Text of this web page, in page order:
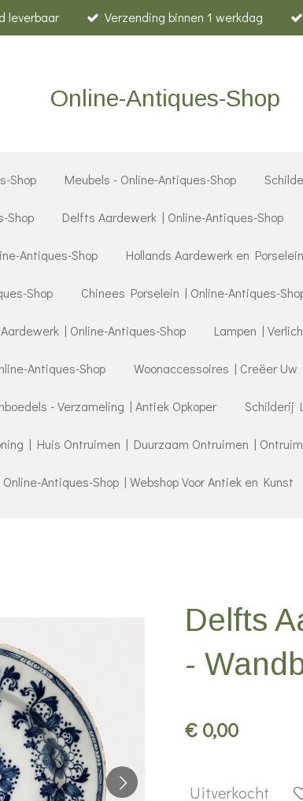
leverbaar Verzending binnen 1 werkdag
Online-Antiques-Shop
Shop Meubels - Online-Antiques-Shop
Shop Delfts Aardewerk | Online-Antiques-Shop
Antiques-Shop Hollands Aardewerk en
Shop Chinees Porselein | Online-Antiques-
| Online-Antiques-Shop Lampen |
Antiques-Shop Woonaccessoires | Creëer
- Verzameling | Antiek Opkoper Schilderij
| Huis Ontruimen | Duurzaam Ontruimen |
Antiques-Shop | Webshop Voor Antiek en Kunst
Delfts
-
€ 0,00
Uitverkocht